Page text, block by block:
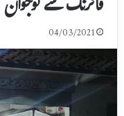
04/03/2021